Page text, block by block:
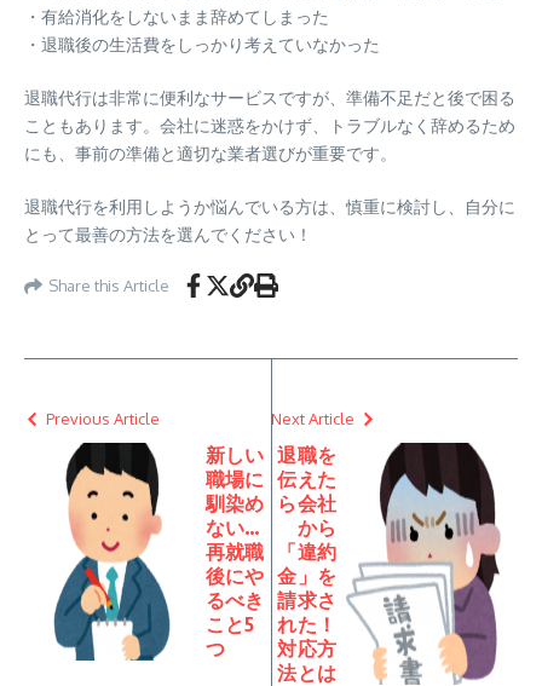
・有給消化をしないまま辞めてしまった
・退職後の生活費をしっかり考えていなかった
退職代行は非常に便利なサービスですが、準備不足だと後で困る
こともあります。会社に迷惑をかけず、トラブルなく辞めるため
にも、事前の準備と適切な業者選びが重要です。
退職代行を利用しようか悩んでいる方は、慎重に検討し、自分に
とって最善の方法を選んでください！
Share this Article
Previous Article
新しい
職場に
馴染め
ない…
再就職
後にや
るべき
こと5
つ
Next Article
退職を
伝えた
ら会社
から
「違約
金」を
請求さ
れた！
対応方
法とは